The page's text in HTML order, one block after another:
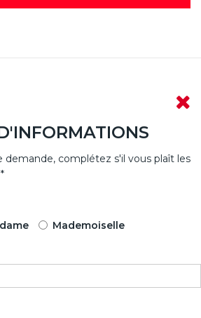
demande, complétez s'il vous plaît les
Mademoiselle